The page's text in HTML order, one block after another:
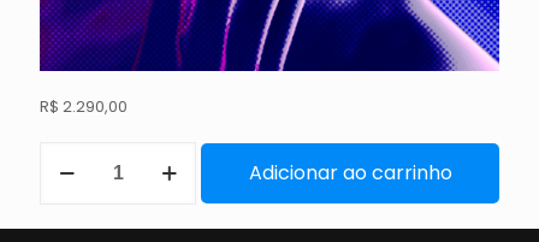
R$ 2.290,00
Adicionar ao carrinho